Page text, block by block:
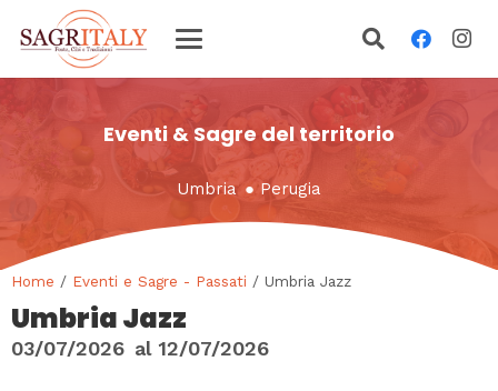
Eventi & Sagre del territorio
Umbria ● Perugia
Home / Eventi e Sagre - Passati / Umbria Jazz
Umbria Jazz
03/07/2026 al 12/07/2026